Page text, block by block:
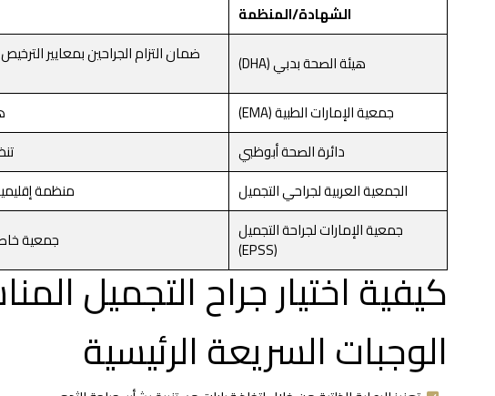
الشهادة/المنظمة
هيئة الصحة بدبي (DHA)
ضمان التزام الجراحين بمعايير
جمعية الإمارات الطبية (EMA)
دائرة الصحة أبوظبي
الجمعية العربية لجراحي التجميل
منظمة
جمعية الإمارات لجراحة التجميل
(EPSS) جمعية
كيفية اختيار جراح التجميل
الوجبات السريعة الرئيسية